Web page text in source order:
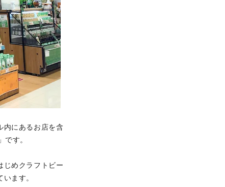
内にあるお店を含
す。
じめクラフトビー
ます。